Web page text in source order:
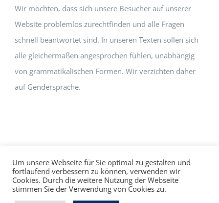
Wir möchten, dass sich unsere Besucher auf unserer
Website problemlos zurechtfinden und alle Fragen
schnell beantwortet sind. In unseren Texten sollen sich
alle gleichermaßen angesprochen fühlen, unabhängig
von grammatikalischen Formen. Wir verzichten daher
auf Gendersprache.
Impressum Datenschutz©hallo!rot
Um unsere Webseite für Sie optimal zu gestalten und
fortlaufend verbessern zu können, verwenden wir
Cookies. Durch die weitere Nutzung der Webseite
stimmen Sie der Verwendung von Cookies zu.